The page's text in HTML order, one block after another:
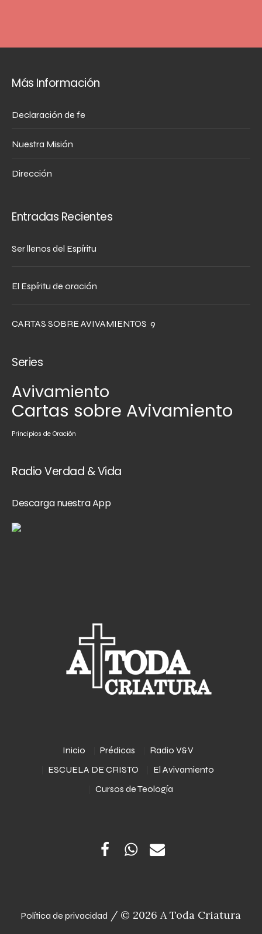
Más Información
Declaración de fe
Nuestra Misión
Dirección
Entradas Recientes
Ser llenos del Espíritu
El Espíritu de oración
CARTAS SOBRE AVIVAMIENTOS 9
Series
Avivamiento
Cartas sobre Avivamiento
Principios de Oración
Radio Verdad & Vida
Descarga nuestra App
Inicio Prédicas
Radio V&V
ESCUELA DE CRISTO
El Avivamiento
Cursos de Teología
Política de privacidad / © 2026 A Toda Criatura